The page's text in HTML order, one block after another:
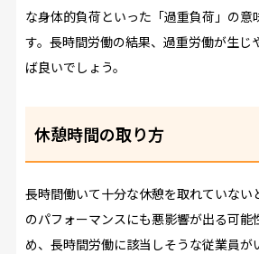
な身体的負荷といった「過重負荷」の意
す。長時間労働の結果、過重労働が生じ
ば良いでしょう。
休憩時間の取り方
長時間働いて十分な休憩を取れていない
のパフォーマンスにも悪影響が出る可能
め、長時間労働に該当しそうな従業員が